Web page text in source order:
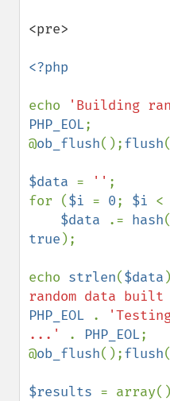
<pre>
<?php
echo 'Building
PHP_EOL;
@ob_flush();flush
$data = '' ;
for ($i = 0; $i <
$data
.= hash(
true );
echo strlen($data
random data
PHP_EOL
.
...'
. PHP_EOL;
@ob_flush();flush
$results =